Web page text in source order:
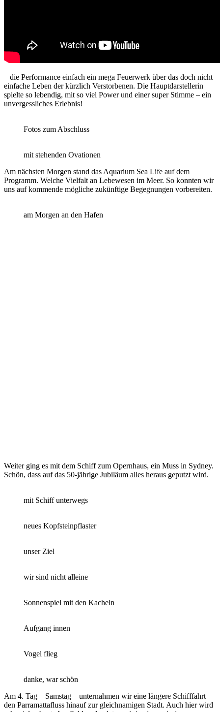
– die Performance einfach ein mega Feuerwerk über das doch nicht
einfache Leben der kürzlich Verstorbenen. Die Hauptdarstellerin
spielte so lebendig, mit so viel Power und einer super Stimme – ein
unvergessliches Erlebnis!
Fotos zum Abschluss
mit stehenden Ovationen
Am nächsten Morgen stand das Aquarium Sea Life auf dem
Programm. Welche Vielfalt an Lebewesen im Meer. So konnten wir
uns auf kommende mögliche zukünftige Begegnungen vorbereiten.
am Morgen an den Hafen
Weiter ging es mit dem Schiff zum Opernhaus, ein Muss in Sydney.
Schön, dass auf das 50-jährige Jubiläum alles heraus geputzt wird.
mit Schiff unterwegs
neues Kopfsteinpflaster
unser Ziel
wir sind nicht alleine
Sonnenspiel mit den Kacheln
Aufgang innen
Vogel flieg
danke, war schön
Am 4. Tag – Samstag – unternahmen wir eine längere Schifffahrt
den Parramattafluss hinauf zur gleichnamigen Stadt. Auch hier wird